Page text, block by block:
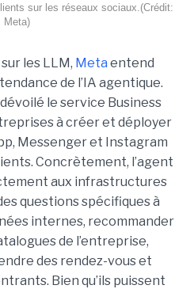
sur les réseaux sociaux.(Crédit:
Meta)
les LLM, Meta entend
de l’IA agentique.
le service Business
à créer et déployer
Messenger et Instagram
Concrètement, l’agent
aux infrastructures
questions spécifiques à
internes, recommander
de l’entreprise,
des rendez-vous et
Bien qu’ils puissent